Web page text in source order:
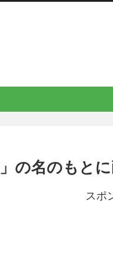
」の名のもと
スポ